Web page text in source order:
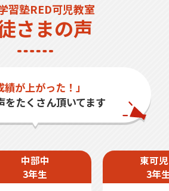
習塾RED可児教室
さまの声
績が上がった！」
をたくさん頂いてます
中部中
3年生
東可
3年